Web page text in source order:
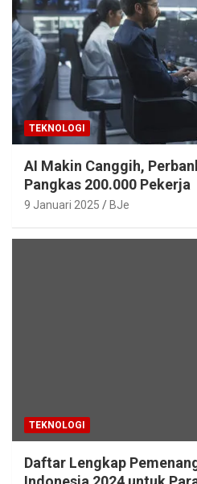
TEKNOLOGI
AI Makin Canggih,
Pangkas 200.000 Pekerja
9 Januari 2025 BJe
TEKNOLOGI
Daftar Lengkap